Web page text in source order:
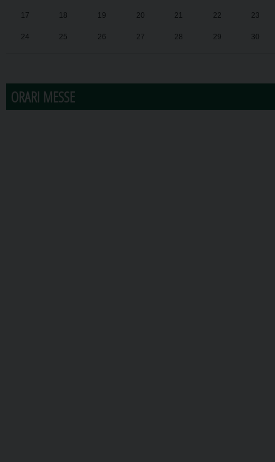
17 18 19 20 21 22 23
24 25 26 27 28 29 30
ORARI MESSE